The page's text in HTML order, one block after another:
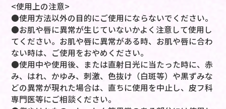
<使用上の注意>
●使用方法以外の目的にご使用にならないでください。
●お肌や唇に異常が生じていないかよく注意して使用し
てください。お肌や唇に異常がある時、お肌や唇に合わ
ない時は、ご使用をおやめください。
●使用中や使用後、または直射日光に当たった時に、赤
み、はれ、かゆみ、刺激、色抜け（白斑等）や黒ずみな
どの異常が現れた場合は、直ちに使用を中止し、皮フ科
専門医等にご相談ください。